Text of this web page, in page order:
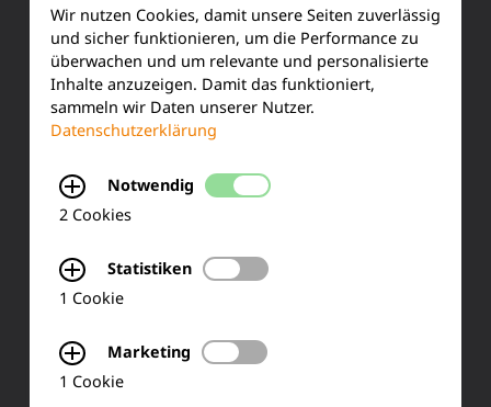
Produktinformationen
Training & Schulung
Ihre Meinung
FAQ
KONTAKT
50170 Kerpen
Wir nutzen Cookies, damit unsere Seiten zuverlässig
und sicher funktionieren, um die Performance zu
überwachen und um relevante und personalisierte
Inhalte anzuzeigen. Damit das funktioniert,
sammeln wir Daten unserer Nutzer.
Datenschutzerklärung
Notwendig
2 Cookies
Statistiken
1 Cookie
Marketing
1 Cookie